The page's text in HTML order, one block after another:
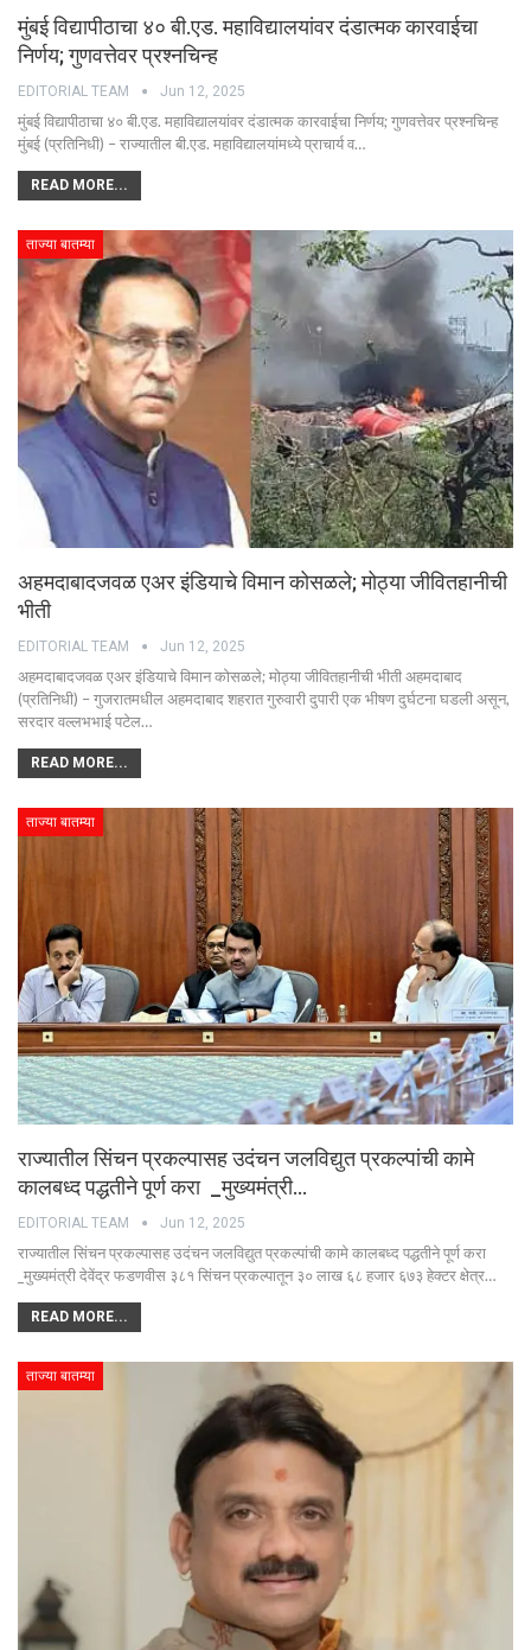
मुंबई विद्यापीठाचा ४० बी.एड. महाविद्यालयांवर दंडात्मक कारवाईचा
निर्णय; गुणवत्तेवर प्रश्नचिन्ह
EDITORIAL TEAM Jun 12, 2025
मुंबई विद्यापीठाचा ४० बी.एड. महाविद्यालयांवर दंडात्मक कारवाईचा निर्णय; गुणवत्तेवर प्रश्नचिन्ह
मुंबई (प्रतिनिधी) – राज्यातील बी.एड. महाविद्यालयांमध्ये प्राचार्य व…
READ MORE...
ताज्या बातम्या
अहमदाबादजवळ एअर इंडियाचे विमान कोसळले; मोठ्या जीवितहानीची
भीती
EDITORIAL TEAM Jun 12, 2025
अहमदाबादजवळ एअर इंडियाचे विमान कोसळले; मोठ्या जीवितहानीची भीती अहमदाबाद
(प्रतिनिधी) – गुजरातमधील अहमदाबाद शहरात गुरुवारी दुपारी एक भीषण दुर्घटना घडली असून,
सरदार वल्लभभाई पटेल…
READ MORE...
ताज्या बातम्या
राज्यातील सिंचन प्रकल्पासह उदंचन जलविद्युत प्रकल्पांची कामे
कालबध्द पद्धतीने पूर्ण करा _मुख्यमंत्री…
EDITORIAL TEAM Jun 12, 2025
राज्यातील सिंचन प्रकल्पासह उदंचन जलविद्युत प्रकल्पांची कामे कालबध्द पद्धतीने पूर्ण करा
_मुख्यमंत्री देवेंद्र फडणवीस ३८१ सिंचन प्रकल्पातून ३० लाख ६८ हजार ६७३ हेक्टर क्षेत्र…
READ MORE...
ताज्या बातम्या